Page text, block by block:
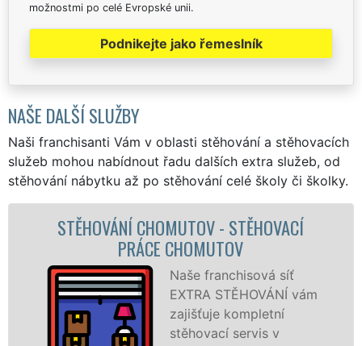
možnostmi po celé Evropské unii.
Podnikejte jako řemeslník
NAŠE DALŠÍ SLUŽBY
Naši franchisanti Vám v oblasti stěhování a stěhovacích
služeb mohou nabídnout řadu dalších extra služeb, od
stěhování nábytku až po stěhování celé školy či školky.
STĚHOVACÍ SLUŽBA CHOMUTOV -
STĚHOVACÍ FIRMA CHOMUTOV
Poskytujeme
stěhovací služby
Chomutově na
špičkové úrovni